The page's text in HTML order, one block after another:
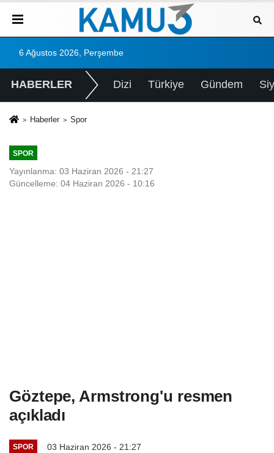
6 Ağustos 2026, Perşembe
HABERLER Dizi Türkiye Gündem
Haberler Spor
SPOR
Yayınlanma: 03 Haziran 2026 - 21:27
Güncelleme: 04 Haziran 2026 - 10:16
Göztepe, Armstrong'u resmen
açıkladı
SPOR 03 Haziran 2026 - 21:27